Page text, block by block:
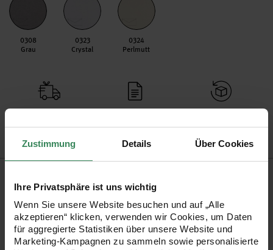
Zustimmung Details Über Cookies
Ihre Privatsphäre ist uns wichtig
Wenn Sie unsere Website besuchen und auf „Alle
akzeptieren“ klicken, verwenden wir Cookies, um Daten
für aggregierte Statistiken über unsere Website und
Marketing-Kampagnen zu sammeln sowie personalisierte
0308
Grau
0323
Crystal
0324
Perlmutt
ab 34,99 €
rückgabe
Format DIN Lang
Artikel-Nr. 99000.0302
Bestell-Nr.2740553